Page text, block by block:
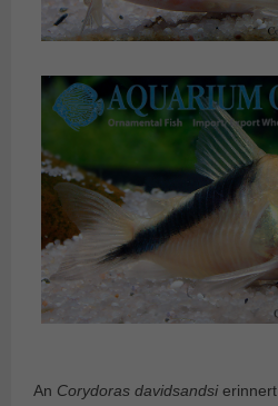
An Corydoras davidsandsierinnert